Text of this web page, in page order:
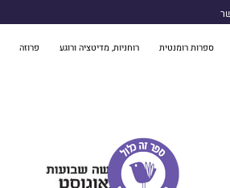
ספרות רומנטית רוחניות, מדיטציה ורוגע פרוזה